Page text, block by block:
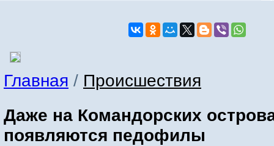
Главная / Происшествия
Даже на Командорских
появляются педофилы